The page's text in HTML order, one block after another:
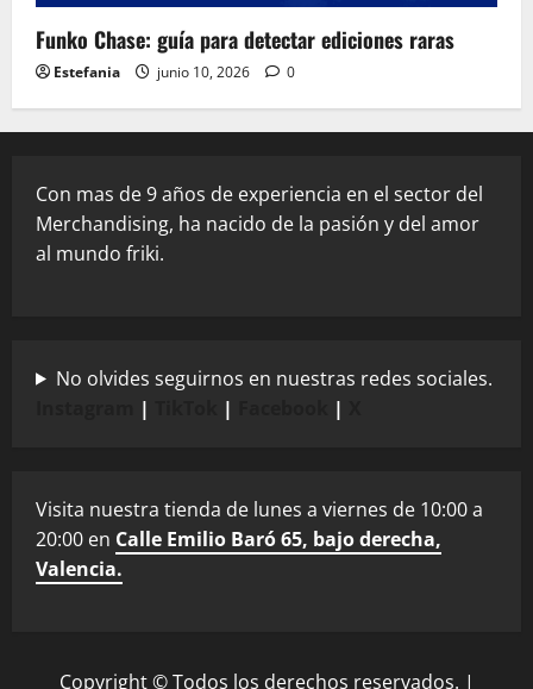
Funko Chase: guía para detectar ediciones raras
Estefania junio 10, 2026 0
Con mas de 9 años de experiencia en el sector del
Merchandising, ha nacido de la pasión y del amor
al mundo friki.
No olvides seguirnos en nuestras redes sociales.
| | |
Visita nuestra tienda de lunes a viernes de 10:00 a
20:00 en Calle Emilio Baró 65, bajo derecha,
Valencia.
Copyright © Todos los derechos reservados. |